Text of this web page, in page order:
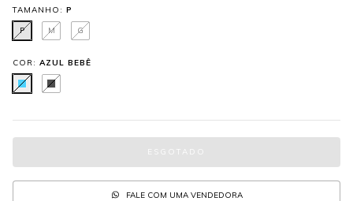
TAMANHO: P
P
M G
COR: AZUL BEBÊ
FALE COM UMA VENDEDORA